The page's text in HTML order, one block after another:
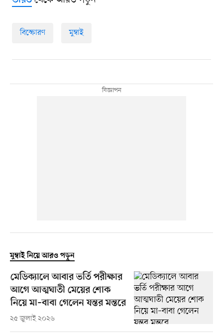
বিস্ফোরণ মুম্বাই
মুম্বাই নিয়ে আরও পড়ুন
মেডিক্যালে আবার ভর্তি পরীক্ষার
আগে আত্মঘাতী মেয়ের শোক
নিয়ে মা–বাবা গেলেন যন্তর মন্তরে
২৫ জুলাই ২০২৬